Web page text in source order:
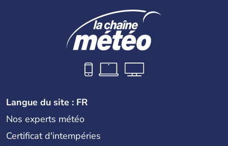
Langue du site : FR
Nos experts météo
Certificat d'intempéries